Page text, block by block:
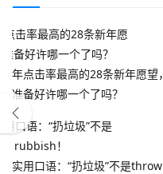
年点击率最高的28条新年愿望，
准备好许哪一个了吗？
实用口语：“扔垃圾”不是throw